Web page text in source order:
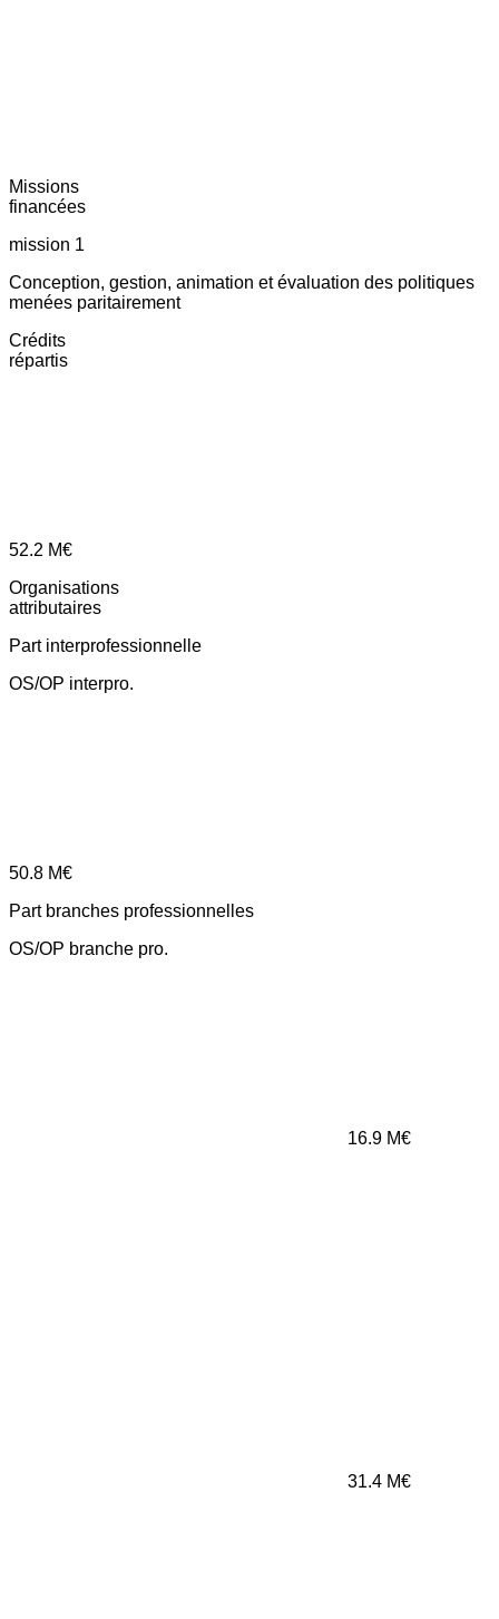
Missions
financées
mission 1
Conception, gestion, animation et évaluation des politiques
menées paritairement
Crédits
répartis
52.2 M€
Organisations
attributaires
Part interprofessionnelle
OS/OP interpro.
50.8 M€
Part branches professionnelles
OS/OP branche pro.
16.9 M€
31.4 M€